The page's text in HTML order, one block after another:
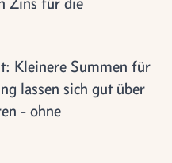
Kleinere Summen für
lassen sich gut über
- ohne